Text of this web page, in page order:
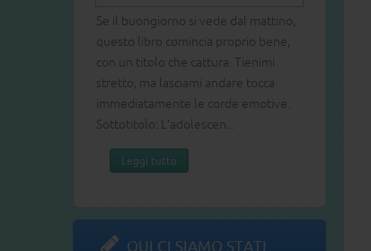
Se il buongiorno si vede dal mattino,
questo libro comincia proprio bene,
con un titolo che cattura. Tienimi
stretto, ma lasciami andare tocca
immediatamente le corde emotive.
Sottotitolo: L’adolescen...
Leggi tutto
QUI CI SIAMO STATI